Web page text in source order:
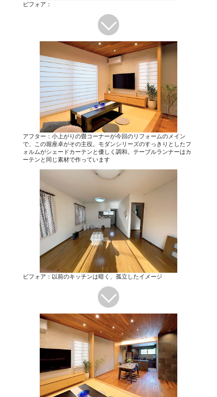
ビフォア：
アフター：小上がりの畳コーナーが今回のリフォームのメイン
で、この堀座卓がその主役。モダンシリーズのすっきりとしたフ
ォルムがシェードカーテンと優しく調和。テーブルランナーはカ
ーテンと同じ素材で作っています
ビフォア：以前のキッチンは暗く、孤立したイメージ